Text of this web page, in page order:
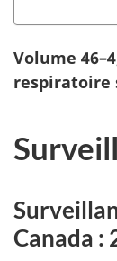
Volume
respiratoire
Canada :